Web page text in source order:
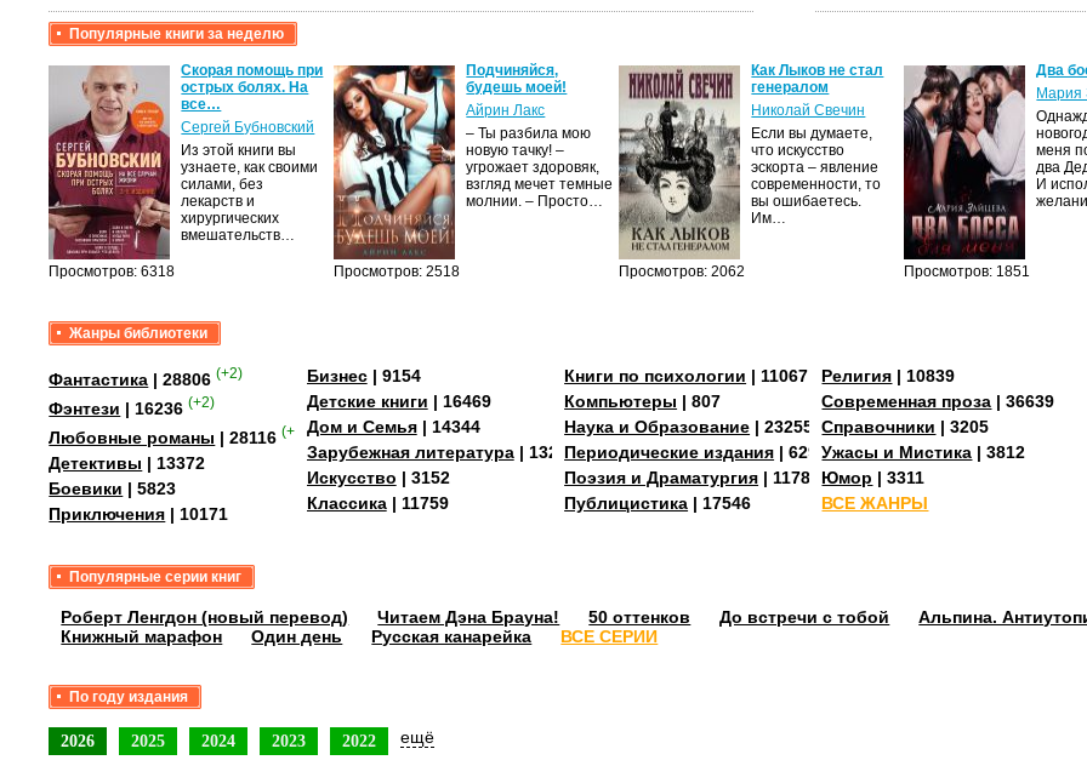
Популярные книги за неделю
Просмотров: 6318
Скорая помощь при
острых болях. На
все…
Сергей Бубновский
Из этой книги вы
узнаете, как своими
силами, без
лекарств и
хирургических
вмешательств…
Просмотров: 2518
Подчиняйся,
будешь моей!
Айрин Лакс
– Ты разбила мою
новую тачку! –
угрожает здоровяк,
взгляд мечет темные
молнии. – Просто…
Просмотров: 2062
Как Лыков не стал
генералом
Николай Свечин
Если вы думаете,
что искусство
эскорта – явление
современности, то
вы ошибаетесь.
Им…
Просмотров: 1851
Два
Мария
меня
два
И
Жанры библиотеки
Фантастика | 28806 (+2)
Фэнтези | 16236 (+2)
Любовные романы | 28116 (+4)
Детективы | 13372
Боевики | 5823
Приключения | 10171
Бизнес| 9154
Детские книги | 16469
Дом и Семья| 14344
Зарубежная литература| 13273
Искусство | 3152
Классика| 11759
Книги по психологии | 11067
Компьютеры | 807
Наука и Образование | 23255
Периодические издания | 629
Поэзия и Драматургия | 11784
Публицистика | 17546
Религия | 10839
Современная проза | 36639
Справочники | 3205
Ужасы и Мистика | 3812
Юмор | 3311
ВСЕ ЖАНРЫ
Популярные серии книг
Роберт Ленгдон (новый перевод) Читаем Дэна Брауна! 50 оттенков До встречи с тобой
Альпина.
Книжный марафон
Один день Русская канарейка ВСЕ СЕРИИ
По году издания
2026 2025 2024 2023 2022 ещё